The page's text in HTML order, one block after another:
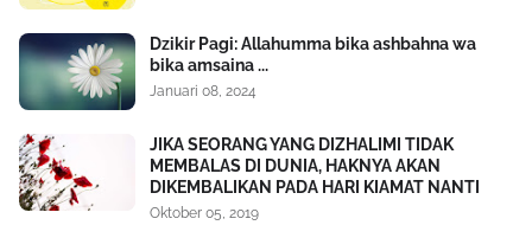
Dzikir Pagi: Allahumma bika ashbahna wa
bika amsaina ...
Januari 08, 2024
JIKA SEORANG YANG DIZHALIMI TIDAK
MEMBALAS DI DUNIA, HAKNYA AKAN
DIKEMBALIKAN PADA HARI KIAMAT NANTI
Oktober 05, 2019